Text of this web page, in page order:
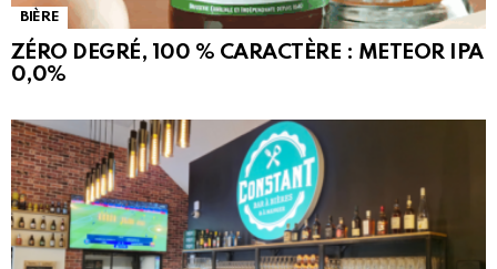
BIÈRE
ZÉRO DEGRÉ, 100 % CARACTÈRE : METEOR IPA
0,0%